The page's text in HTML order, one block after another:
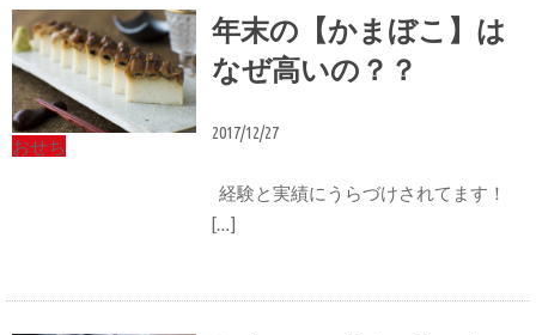
おせち
年末の【かまぼこ】は
なぜ高いの？？
2017/12/27
経験と実績にうらづけされてます！
[…]